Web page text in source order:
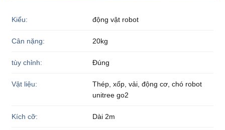
Kiểu: động vật robot
Cân nặng: 20kg
tùy chỉnh: Đúng
Vật liệu:
Thép, xốp, vải, động cơ, chó robot
unitree go2
Kích cỡ: Dài 2m